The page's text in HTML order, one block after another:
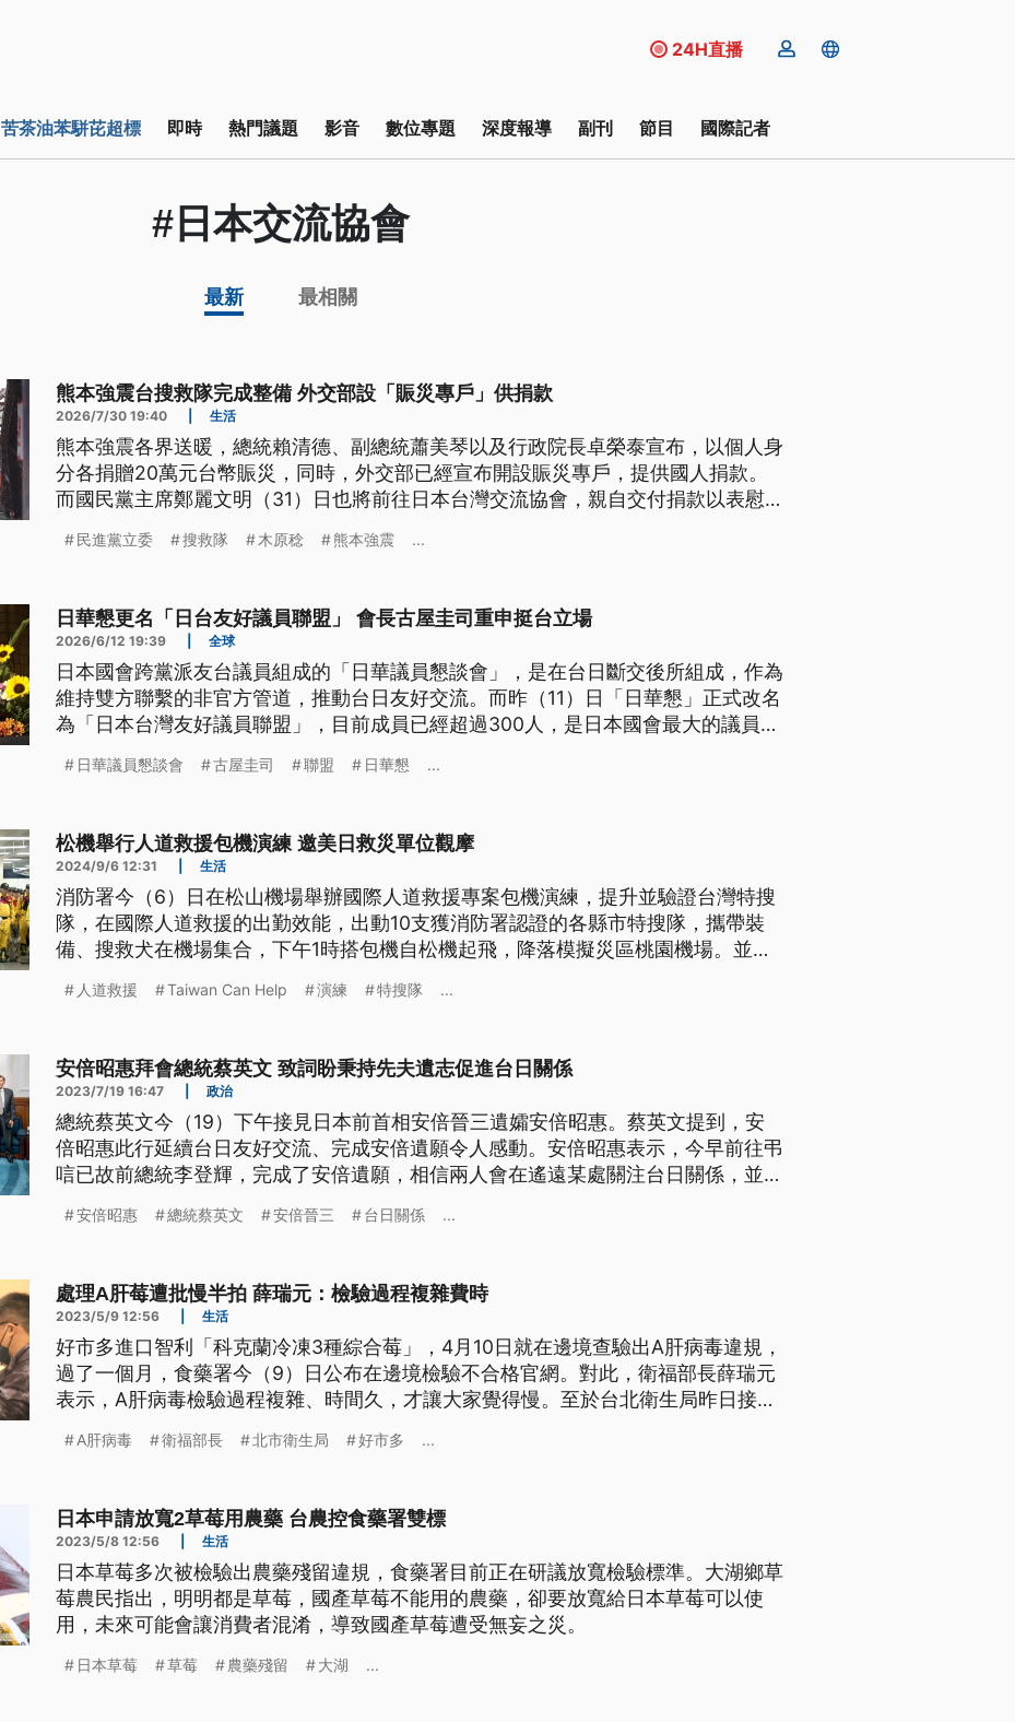
24H直播
苦茶油苯駢芘超標 即時 熱門議題 影音 數位專題 深度報導 副刊 節目 國際記者
#日本交流協會
最新 最相關
熊本強震台搜救隊完成整備 外交部設「賑災專戶」供捐款
2026/7/30 19:40 生活
熊本強震各界送暖，總統賴清德、副總統蕭美琴以及行政院長卓榮泰宣布，以個人身
分各捐贈20萬元台幣賑災，同時，外交部已經宣布開設賑災專戶，提供國人捐款。
而國民黨主席鄭麗文明（31）日也將前往日本台灣交流協會，親自交付捐款以表慰
民進黨立委 搜救隊 木原稔 熊本強震 ...
日華懇更名「日台友好議員聯盟」 會長古屋圭司重申挺台立場
2026/6/12 19:39 全球
日本國會跨黨派友台議員組成的「日華議員懇談會」，是在台日斷交後所組成，作為
維持雙方聯繫的非官方管道，推動台日友好交流。而昨（11）日「日華懇」正式改名
為「日本台灣友好議員聯盟」，目前成員已經超過300人，是日本國會最大的議員聯
係更加密切，因此選在這時候改名。
日華議員懇談會 古屋圭司 聯盟 日華懇 ...
松機舉行人道救援包機演練 邀美日救災單位觀摩
2024/9/6 12:31 生活
消防署今（6）日在松山機場舉辦國際人道救援專案包機演練，提升並驗證台灣特搜
隊，在國際人道救援的出勤效能，出動10支獲消防署認證的各縣市特搜隊，攜帶裝
備、搜救犬在機場集合，下午1時搭包機自松機起飛，降落模擬災區桃園機場。並邀
人道救援 Taiwan Can Help 演練 特搜隊 ...
安倍昭惠拜會總統蔡英文 致詞盼秉持先夫遺志促進台日關係
2023/7/19 16:47 政治
總統蔡英文今（19）下午接見日本前首相安倍晉三遺孀安倍昭惠。蔡英文提到，安
倍昭惠此行延續台日友好交流、完成安倍遺願令人感動。安倍昭惠表示，今早前往弔
唁已故前總統李登輝，完成了安倍遺願，相信兩人會在遙遠某處關注台日關係，並期
安倍昭惠 總統蔡英文 安倍晉三 台日關係 ...
處理A肝莓遭批慢半拍 薛瑞元：檢驗過程複雜費時
2023/5/9 12:56 生活
好市多進口智利「科克蘭冷凍3種綜合莓」，4月10日就在邊境查驗出A肝病毒違規，
過了一個月，食藥署今（9）日公布在邊境檢驗不合格官網。對此，衛福部長薛瑞元
表示，A肝病毒檢驗過程複雜、時間久，才讓大家覺得慢。至於台北衛生局昨日接獲
中央實驗室複驗，預計最快下午就會公布複驗結果。
A肝病毒 衛福部長 北市衛生局 好市多 ...
日本申請放寬2草莓用農藥 台農控食藥署雙標
2023/5/8 12:56 生活
日本草莓多次被檢驗出農藥殘留違規，食藥署目前正在研議放寬檢驗標準。大湖鄉草
莓農民指出，明明都是草莓，國產草莓不能用的農藥，卻要放寬給日本草莓可以使
用，未來可能會讓消費者混淆，導致國產草莓遭受無妄之災。
日本草莓 草莓 農藥殘留 大湖 ...